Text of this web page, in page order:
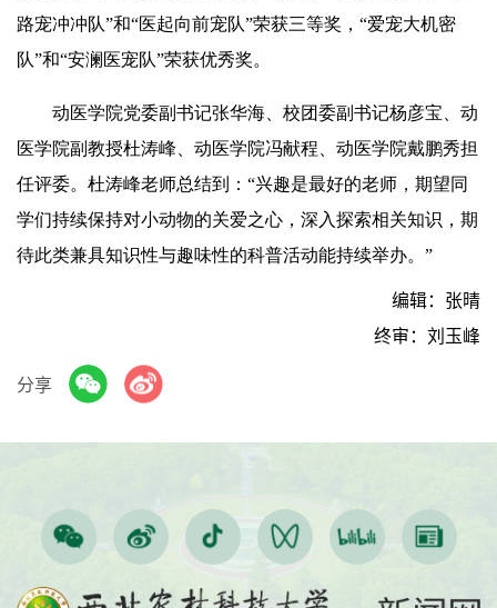
路宠冲冲队”和“医起向前宠队”荣获三等奖，“爱宠大机密
队”和“安澜医宠队”荣获优秀奖。
动医学院党委副书记张华海、校团委副书记杨彦宝、动
医学院副教授杜涛峰、动医学院冯献程、动医学院戴鹏秀担
任评委。杜涛峰老师总结到：“兴趣是最好的老师，期望同
学们持续保持对小动物的关爱之心，深入探索相关知识，期
待此类兼具知识性与趣味性的科普活动能持续举办。”
编辑：张晴
终审：刘玉峰
分享